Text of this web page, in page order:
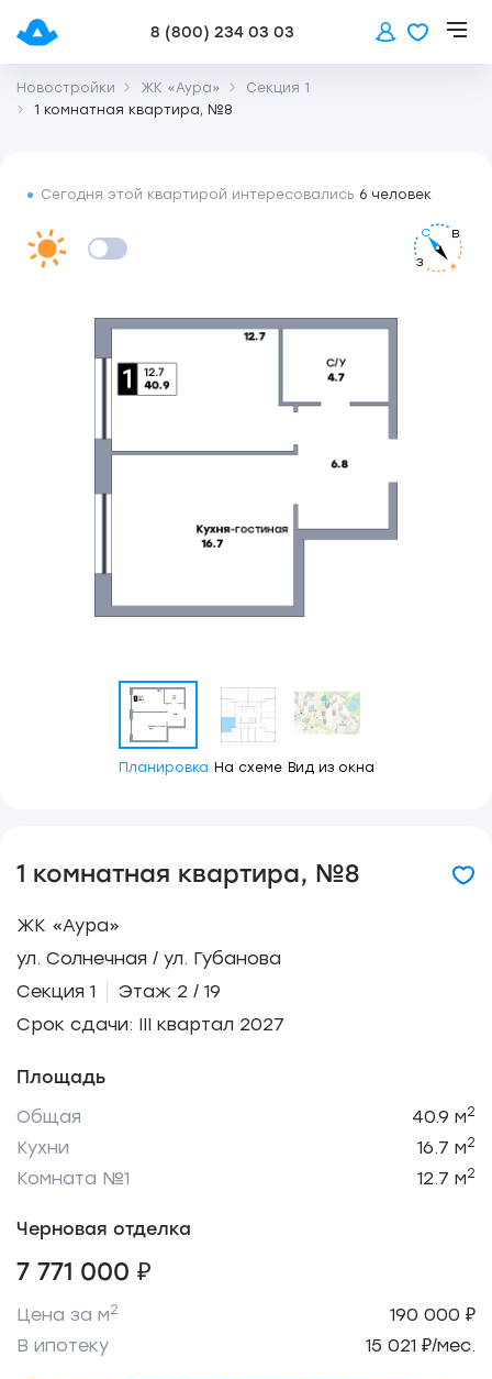
8 (800) 234 03 03
Новостройки ЖК «Аура»
Секция 1
1 комнатная квартира, №8
Сегодня этой квартирой интересовались 6 человек
С В
З
Планировка На схеме Вид из окна
1 комнатная квартира, №8
ЖК «Аура»
ул. Солнечная / ул. Губанова
Секция 1
Этаж 2 / 19
Срок сдачи: III квартал 2027
Площадь
Общая
40.9 м2
Кухни 16.7 м2
Комната №1 12.7 м2
Черновая отделка
7 771 000 ₽
Цена за м2
190 000 ₽
В ипотеку
15 021 ₽/мес.